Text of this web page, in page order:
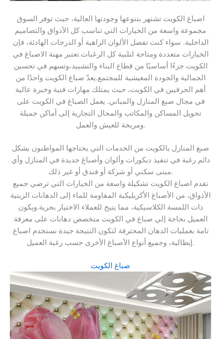
اصباغ الكويت تشتهر بتنوعها وجودتها العالية، حيث توفر السوق
مجموعة واسعة من الخيارات التي تناسب كل الأذواق والتصاميم
الداخلية. سواء كنت تفضل الألوان الزاهية أو الدرجات الهادئة، فإن
الخيارات متعددة ومتاحة لتلبية كل الرغبات.تعتبر مهنة الاصباغ في
الكويت جزءًا أساسيًا من قطاع البناء والتشييد،وتسهم في تحسين
الجمالية والجودة المعيشية للمجتمع.يعدّ صباغ الكويت واحدًا من
أهم الحرفيين في الكويت، حيث يمتلك مهارات فنية وخبرة عالية
في مجال صبغ المنازل والمباني. يعمل الصباغ في الكويت على
تحويل المساكن والمكاتب والمحال التجارية إلى أماكن جميلة
ومريحة للعيش والعمل.
صبغ المنازل بالكويت من الخدمات التي يحتاجها المواطنون بشكل
دائم رغبة في تنفيذ ديكورات وألوان وأصباغ جديدة في المنازل وأي
مبنى سكني أو شركة أو فندق أو غير ذلك.
تقدم اصباغ الكويت تشكيلة واسعة من الخيارات التي ترضي جميع
الأذواق، من الأصباغ الأكريليكية المقاومة للماء إلى الدهانات الزيتية
ذات اللمسة الكلاسيكية، مما يتيح للعملاء الاختيار بحرية.ويكون
العميل بحاجة إلي صباغ في الكويت متخصص دهانات على معرفة
تامة بعمليات الدهان المحترفة لتكون النتيجة جيدة نستخدم اصباغ
إيطالية، وجميع أنواع الأصباغ الأخرى حسب رغبة العميل.
صباغ الكويت